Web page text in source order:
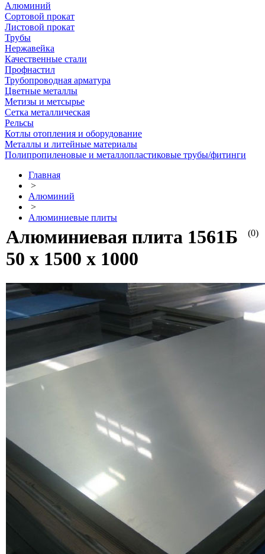
Алюминий
Сортовой прокат
Листовой прокат
Трубы
Нержавейка
Качественные стали
Профнастил
Трубопроводная арматура
Цветные металлы
Метизы и метсырье
Сетка металлическая
Рельсы
Котлы отопления и оборудование
Металлы и литейные материалы
Полипропиленовые и металлопластиковые трубы/фитинги
Главная
>
Алюминий
>
Алюминиевые плиты
(0)
Алюминиевая плита 1561Б
50 х 1500 х 1000